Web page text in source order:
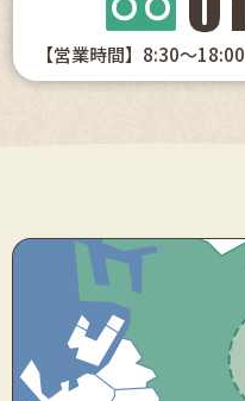
【営業時間】8:30～18:00